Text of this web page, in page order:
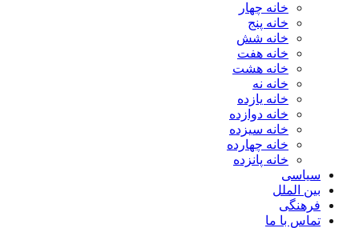
خانه چهار
خانه پنج
خانه شش
خانه هفت
خانه هشت
خانه نه
خانه یازده
خانه دوازده
خانه سیزده
خانه چهارده
خانه پانزده
سیاسی
بین الملل
فرهنگی
تماس با ما